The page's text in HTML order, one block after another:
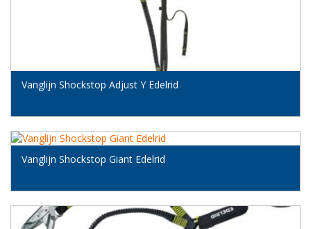
Vanglijn Shockstop Adjust Y Edelrid
Vanglijn Shockstop Giant Edelrid